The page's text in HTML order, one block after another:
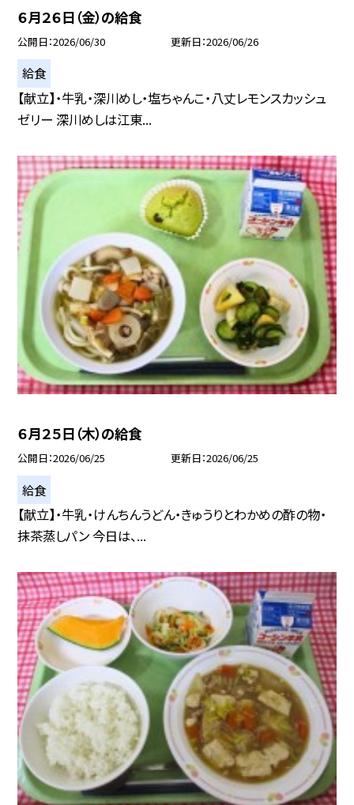
６月２６日（金）の給食
公開日 2026/06/30 更新日 2026/06/26
給食
【献立】・牛乳・深川めし・塩ちゃんこ・八丈レモンスカッシュ
ゼリー 深川めしは江東...
６月２５日（木）の給食
公開日 2026/06/25 更新日 2026/06/25
給食
【献立】・牛乳・けんちんうどん・きゅうりとわかめの酢の物・
抹茶蒸しパン 今日は、...